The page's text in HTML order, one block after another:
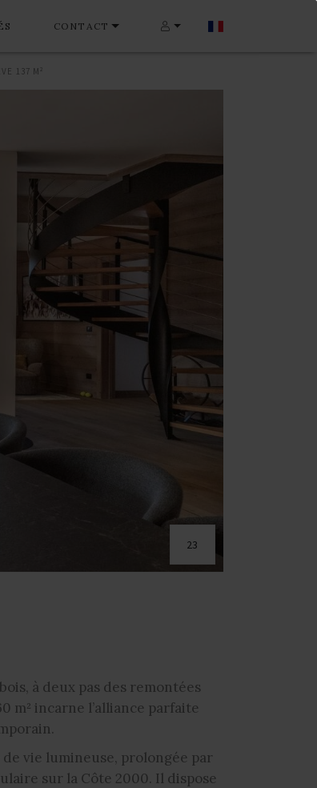
CONTACT
137 M²
23
à deux pas des remontées
m² incarne l’alliance parfaite
vie lumineuse, prolongée par
sur la Côte 2000. Il dispose